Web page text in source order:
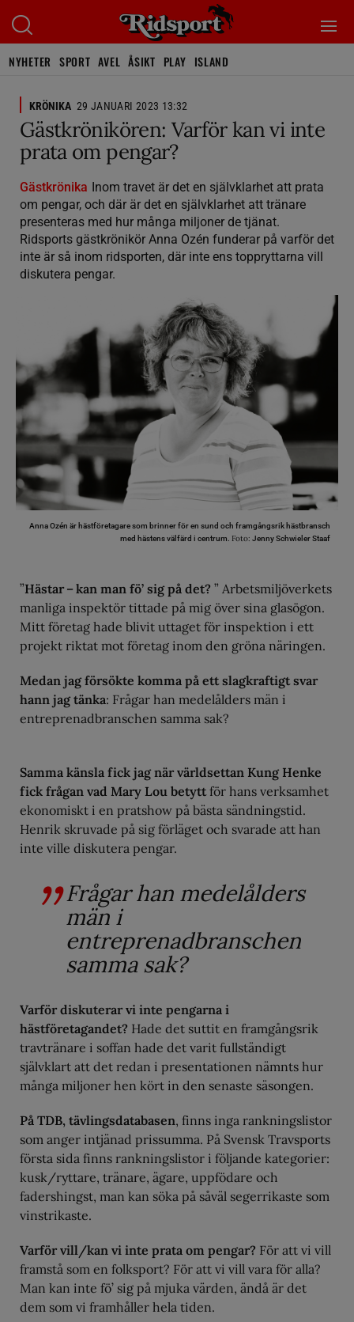
NYHETER SPORT AVEL ÅSIKT PLAY ISLAND
KRÖNIKA 29 JANUARI 2023 13:32
Gästkrönikören: Varför kan vi inte
prata om pengar?
Gästkrönika Inom travet är det en självklarhet att prata
om pengar, och där är det en självklarhet att tränare
presenteras med hur många miljoner de tjänat.
Ridsports gästkrönikör Anna Ozén funderar på varför det
inte är så inom ridsporten, där inte ens toppryttarna vill
diskutera pengar.
Anna Ozén är hästföretagare som brinner för en sund och framgångsrik hästbransch
med hästens välfärd i centrum. Foto: Jenny Schwieler Staaf
”Hästar – kan man fö’ sig på det? ” Arbetsmiljöverkets
manliga inspektör tittade på mig över sina glasögon.
Mitt företag hade blivit uttaget för inspektion i ett
projekt riktat mot företag inom den gröna näringen.
Medan jag försökte komma på ett slagkraftigt svar
hann jag tänka: Frågar han medelålders män i
entreprenadbranschen samma sak?
Samma känsla fick jag när världsettan Kung Henke
fick frågan vad Mary Lou betyttför hans verksamhet
ekonomiskt i en pratshow på bästa sändningstid.
Henrik skruvade på sig förläget och svarade att han
inte ville diskutera pengar.
Frågar han medelålders
män i
entreprenadbranschen
samma sak?
Varför diskuterar vi inte pengarna i
hästföretagandet? Hade det suttit en framgångsrik
travtränare i soffan hade det varit fullständigt
självklart att det redan i presentationen nämnts hur
många miljoner hen kört in den senaste säsongen.
På TDB, tävlingsdatabasen, finns inga rankningslistor
som anger intjänad prissumma. På Svensk Travsports
första sida finns rankningslistor i följande kategorier:
kusk/ryttare, tränare, ägare, uppfödare och
fadershingst, man kan söka på såväl segerrikaste som
vinstrikaste.
Varför vill/kan vi inte prata om pengar? För att vi vill
framstå som en folksport? För att vi vill vara för alla?
Man kan inte fö’ sig på mjuka värden, ändå är det
dem som vi framhåller hela tiden.